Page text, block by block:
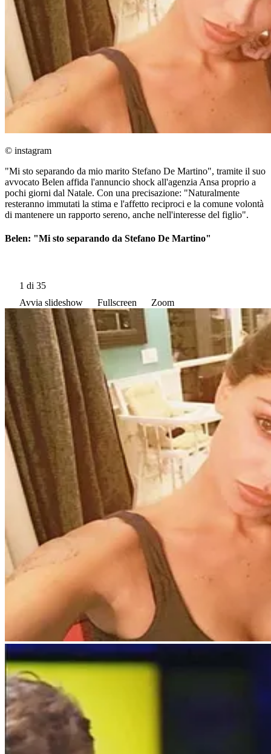
© instagram
"Mi sto separando da mio marito Stefano De Martino", tramite il suo
avvocato Belen affida l'annuncio shock all'agenzia Ansa proprio a
pochi giorni dal Natale. Con una precisazione: "Naturalmente
resteranno immutati la stima e l'affetto reciproci e la comune volontà
di mantenere un rapporto sereno, anche nell'interesse del figlio".
Belen: "Mi sto separando da Stefano De Martino"
1 di 35
Avvia slideshow
Fullscreen Zoom